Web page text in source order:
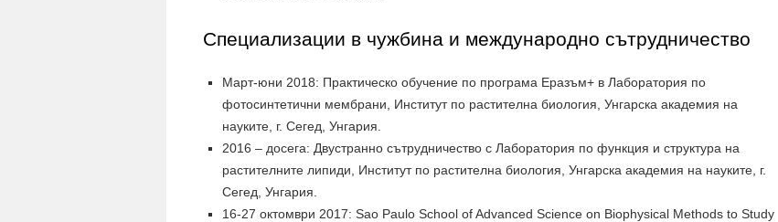
Специализации в чужбина и международно сътрудничество
Март-юни 2018: Практическо обучение по програма Еразъм+ в Лаборатория по
фотосинтетични мембрани, Институт по растителна биология, Унгарска академия на
науките, г. Сегед, Унгария.
2016 – досега: Двустранно сътрудничество с Лаборатория по функция и структура на
растителните липиди, Институт по растителна биология, Унгарска академия на науките, г.
Сегед, Унгария.
16-27 октомври 2017: Sao Paulo School of Advanced Science on Biophysical Methods to Study